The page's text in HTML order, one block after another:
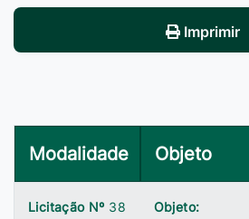
Imprimir
Modalidade Objeto
Licitação Nº 38
Objeto: